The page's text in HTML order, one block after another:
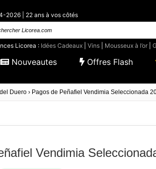
2026 | 22 ans à vos côtés
Licorea : Idées Cadeaux| Vins| Mousseux à l’or|
Nouveautes Offres Flash
Duero › Pagos de Peñafiel Vendimia Seleccionada
Vendimia